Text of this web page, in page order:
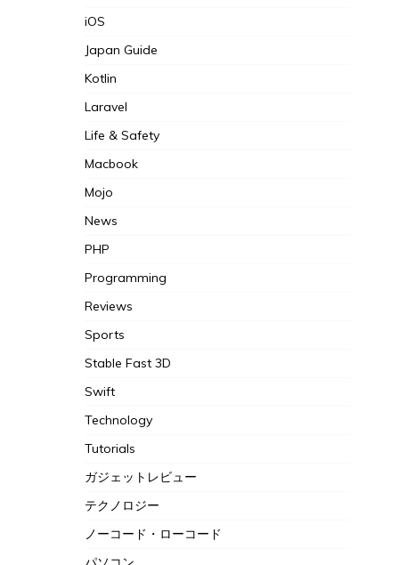
iOS
Japan Guide
Kotlin
Laravel
Life & Safety
Macbook
Mojo
News
PHP
Programming
Reviews
Sports
Stable Fast 3D
Swift
Technology
Tutorials
ガジェットレビュー
テクノロジー
ノーコード・ローコード